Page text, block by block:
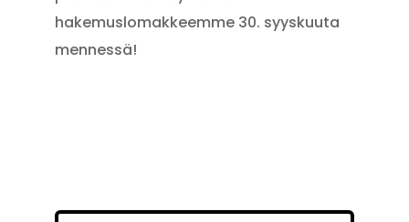
hakemuslomakkeemme 30. syyskuuta
mennessä!